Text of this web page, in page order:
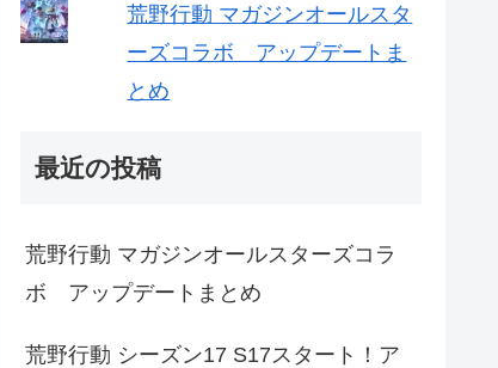
荒野行動 マガジンオールスタ
ーズコラボ アップデートま
とめ
最近の投稿
荒野行動 マガジンオールスターズコラ
ボ アップデートまとめ
荒野行動 シーズン17 S17スタート！ア